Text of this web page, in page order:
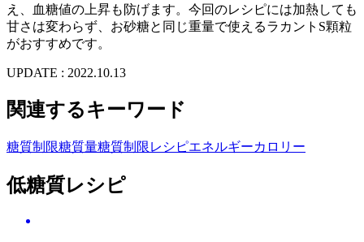
え、血糖値の上昇も防げます。今回のレシピには加熱しても
甘さは変わらず、お砂糖と同じ重量で使えるラカントS顆粒
がおすすめです。
UPDATE : 2022.10.13
関連するキーワード
糖質制限糖質量糖質制限レシピエネルギーカロリー
低糖質レシピ